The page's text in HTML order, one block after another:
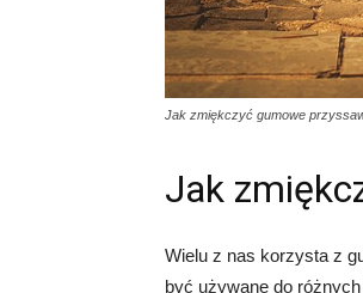
Jak zmiękczyć gumowe
Jak
Wielu z nas korzysta z
być używane do